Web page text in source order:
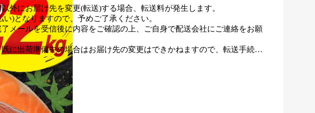
外にお届け先を変更(転送)する場合、転送料が発生します。
)となりますので、予めご了承ください。
メールを受信後に内容をご確認の上、ご自身で配送会社にご連絡をお願
に出荷準備中の場合はお届け先の変更はできかねますので、転送手続き
来の旨みを引き出しました。